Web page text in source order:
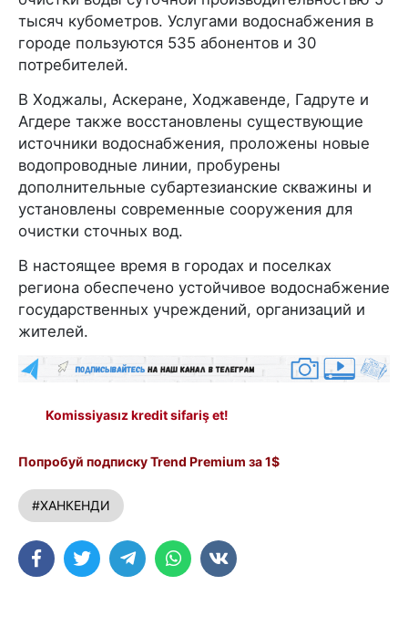
тысяч кубометров. Услугами водоснабжения в
городе пользуются 535 абонентов и 30
потребителей.
В Ходжалы, Аскеране, Ходжавенде, Гадруте и
Агдере также восстановлены существующие
источники водоснабжения, проложены новые
водопроводные линии, пробурены
дополнительные субартезианские скважины и
установлены современные сооружения для
очистки сточных вод.
В настоящее время в городах и поселках
региона обеспечено устойчивое водоснабжение
государственных учреждений, организаций и
жителей.
Komissiyasız kredit sifariş et!
Попробуй подписку Trend Premium за 1$
#ХАНКЕНДИ